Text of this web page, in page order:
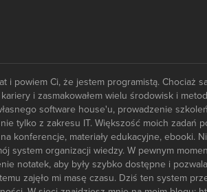
i powiem Ci, że jestem programistą. Chociaż
i zasmakowałem wielu środowisk i
software house'u, prowadzenie
tylko z zakresu IT. Większość moich zadań
konferencje, materiały edukacyjne, ebooki.
system organizacji wiedzy. W pewnym
notatek, aby były szybko dostępne i
zajęło mi masę czasu. Dziś ten system